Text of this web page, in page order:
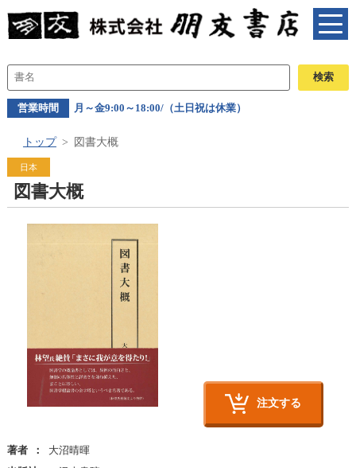
営業時間 月～金9:00～18:00/（土日祝は休業）
トップ 図書大概
日本
図書大概
注文する
著者
大沼晴暉